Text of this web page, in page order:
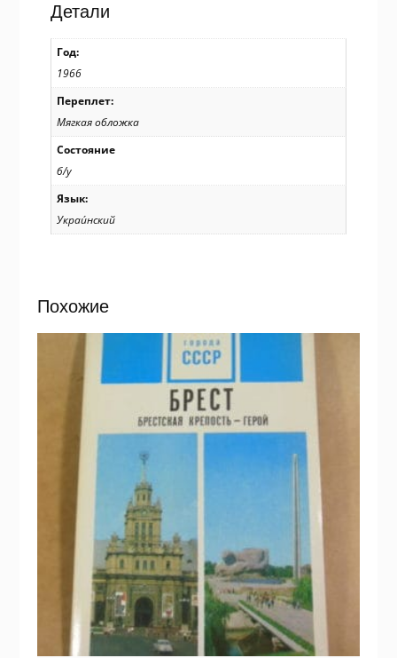
Химича.
Комплект
листівок
р908
Детали
Год:
1966
Переплет:
Мягкая обложка
Состояние
б/у
Язык:
Украи́нский
Похожие